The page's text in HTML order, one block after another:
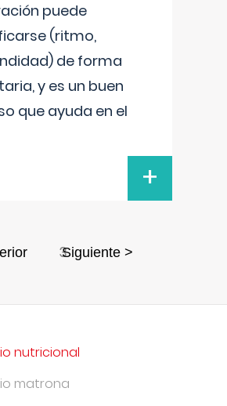
puede
(ritmo,
de forma
y es un buen
que ayuda en el
+
3Siguiente >
nutricional
matrona